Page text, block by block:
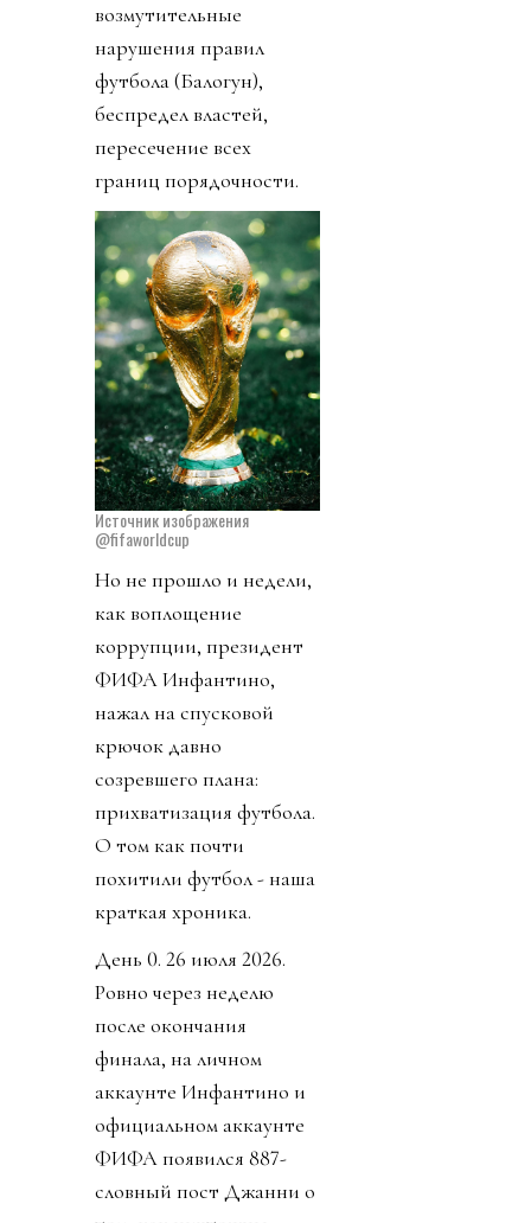
возмутительные
нарушения правил
футбола (Балогун),
беспредел властей,
пересечение всех
границ порядочности.
Источник изображения
@fifaworldcup
Но не прошло и недели,
как воплощение
коррупции, президент
ФИФА Инфантино,
нажал на спусковой
крючок давно
созревшего плана:
прихватизация футбола.
О том как почти
похитили футбол - наша
краткая хроника.
День 0. 26 июля 2026.
Ровно через неделю
после окончания
финала, на личном
аккаунте Инфантино и
официальном аккаунте
ФИФА появился 887-
словный пост Джанни о